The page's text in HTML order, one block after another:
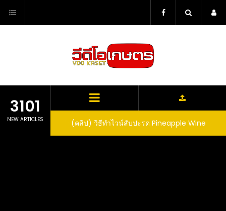
content
3101
NEW ARTICLES
ปในถัง จะได้ผล
expect that
(คลิป) วิธีทำไวน์สับปะรด Pineapple Wine